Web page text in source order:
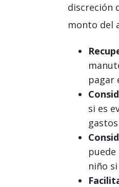
discreción
monto del
pagar
si es
niño